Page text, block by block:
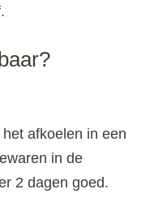
afkoelen in een
in de
2 dagen goed.